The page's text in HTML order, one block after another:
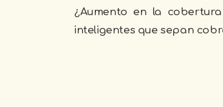
¿Aumento en la
inteligentes que sepan